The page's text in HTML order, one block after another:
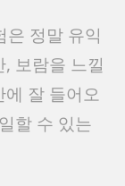
은 정말 유익
보람을 느낄
잘 들어오
할 수 있는